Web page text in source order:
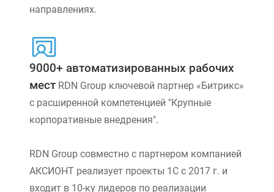
направлениях.
9000+ автоматизированных рабочих
мест RDN Group ключевой партнер «Битрикс»
с расширенной компетенцией "Крупные
корпоративные внедрения".
RDN Group совместно с партнером компанией
АКСИОНТ реализует проекты 1С с 2017 г. и
входит в 10-ку лидеров по реализации